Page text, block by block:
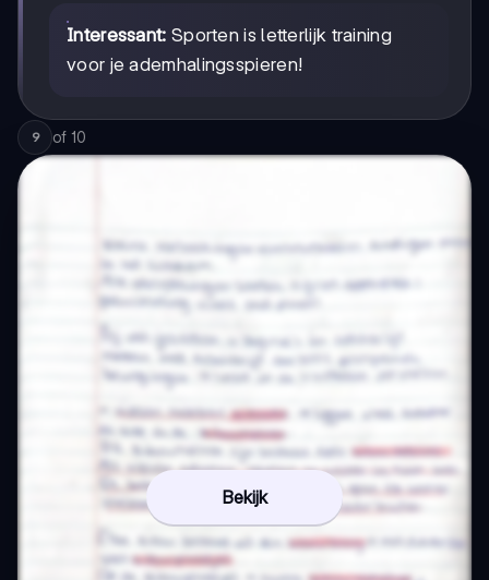
Interessant: Sporten is letterlijk training
voor je ademhalingsspieren!
9 of 10
Bekijk